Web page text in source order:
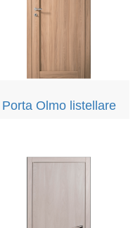
Porta Olmo listellare